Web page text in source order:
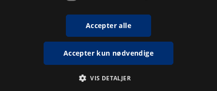
Accepter alle
Accepter kun nødvendige
VIS DETALJER